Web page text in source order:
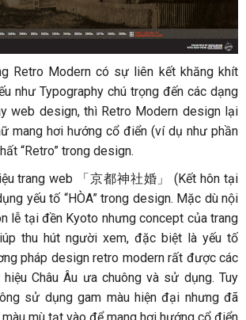
Retro Modern có sự liên kết khăng khít
như Typography chú trọng đến các dạng
web design, thì Retro Modern design lại
mang hơi hướng cổ điển (ví dụ như phần
“Retro” trong design.
trang web 「京都神社婚」 (Kết hôn tại
yếu tố “HÒA” trong design. Mặc dù nội
lễ tại đền Kyoto nhưng concept của trang
thu hút người xem, đặc biệt là yếu tố
pháp design retro modern rất được các
Châu Âu ưa chuông và sử dụng. Tuy
sử dụng gam màu hiện đại nhưng đã